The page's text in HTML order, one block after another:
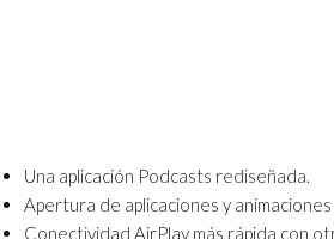
Una aplicación Podcasts rediseñada.
Apertura de aplicaciones y animaciones
Conectividad AirPlay más rápida con